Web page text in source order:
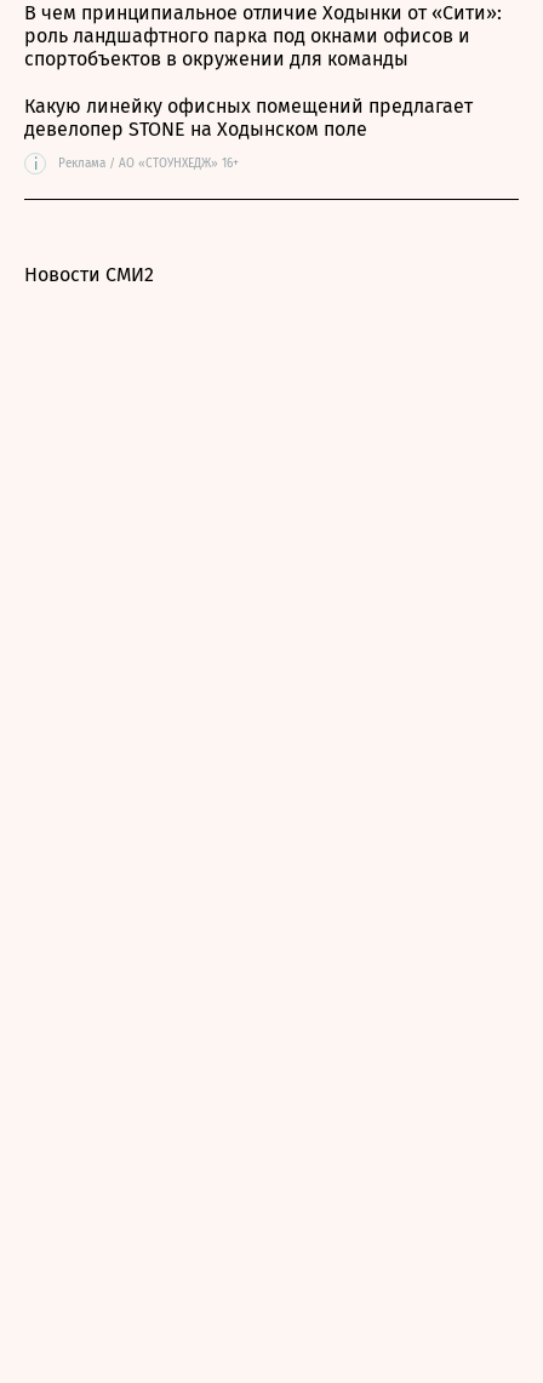
В чем принципиальное отличие Ходынки от «Сити»:
роль ландшафтного парка под окнами офисов и
спортобъектов в окружении для команды
Какую линейку офисных помещений предлагает
девелопер STONE на Ходынском поле
i Реклама / АО «СТОУНХЕДЖ» 16+
Новости СМИ2